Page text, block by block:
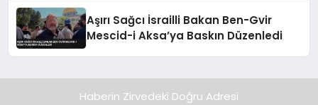
Aşırı Sağcı İsrailli Bakan Ben-Gvir
Mescid-i Aksa’ya Baskın Düzenledi
Haberin Zirvedeki Doğru Adresi